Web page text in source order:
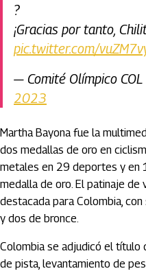
?
¡Gracias por tanto,
pic.twitter.com/
— Comité Olímpico COL
2023
Martha Bayona fue la
dos medallas de oro en
metales en 29 deportes y en
medalla de oro. El patinaje de
destacada para Colombia,
y dos de bronce.
Colombia se adjudicó el título
de pista, levantamiento de